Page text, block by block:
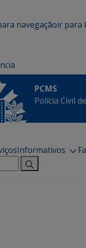
navegaçãoir para
PCMS
Polícia Civil
Informativos